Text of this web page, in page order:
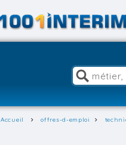
Accueil offres-d-emploi